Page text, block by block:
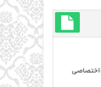
اختصاصی